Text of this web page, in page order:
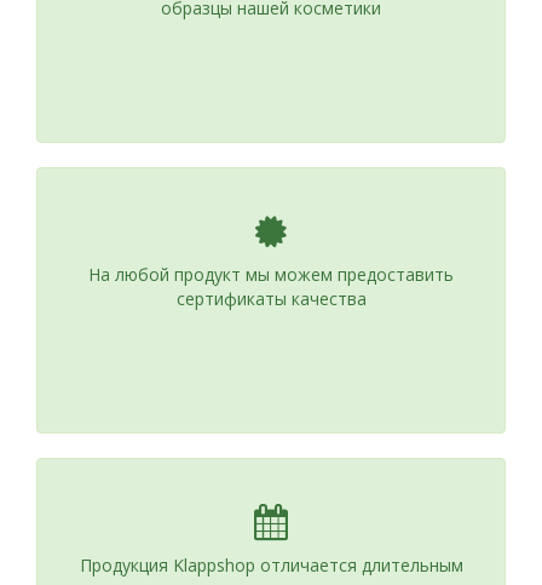
образцы нашей косметики
На любой продукт мы можем предоставить
сертификаты качества
Продукция Klappshop отличается длительным